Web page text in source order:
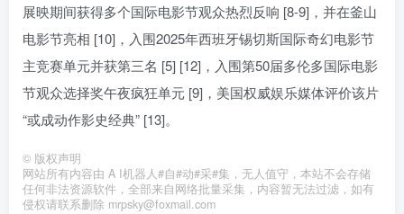
展映期间获得多个国际电影节观众热烈反响 [8-9]，并在釜山
电影节亮相 [10]，入围2025年西班牙锡切斯国际奇幻电影节
主竞赛单元并获第三名 [5] [12]，入围第50届多伦多国际电影
节观众选择奖午夜疯狂单元 [9]，美国权威娱乐媒体评价该片
“或成动作影史经典” [13]。
© 版权声明
网站所有内容由 A I机器人#自#动#采#集，无人值守，本站不会存储
任何非法资源软件，全部来自网络批量采集，内容暂无法过滤，如有
侵权请联系删除 mrpsky@foxmail.com